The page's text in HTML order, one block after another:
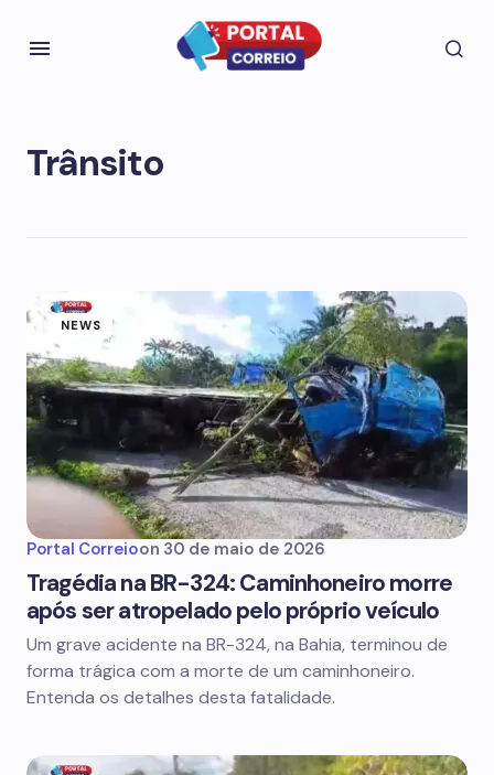
Trânsito
NEWS
Portal Correioon 30 de maio de 2026
Tragédia na BR-324: Caminhoneiro morre
após ser atropelado pelo próprio veículo
Um grave acidente na BR-324, na Bahia, terminou de
forma trágica com a morte de um caminhoneiro.
Entenda os detalhes desta fatalidade.